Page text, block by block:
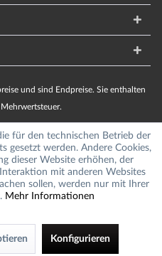
und sind Endpreise. Sie enthalten
für den technischen Betrieb der
gesetzt werden. Andere Cookies,
dieser Website erhöhen, der
mit anderen Websites
sollen, werden nur mit Ihrer
Mehr Informationen
Konfigurieren